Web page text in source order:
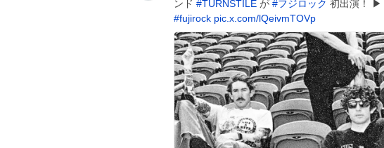
ンド #TURNSTILE が #フジロック 初出演！ ▶︎
#fujirock pic.x.com/lQeivmTOVp